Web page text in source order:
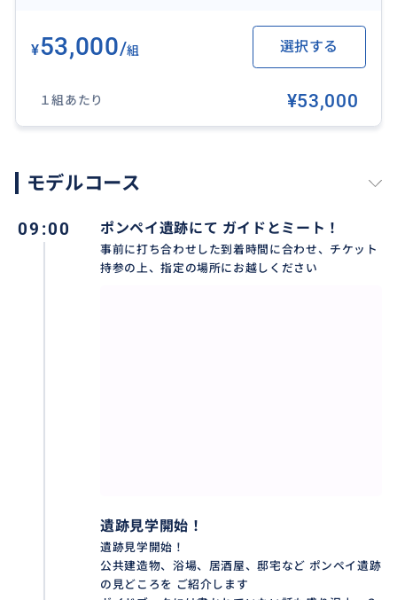
ポンペイ遺跡（壮大な街の全貌を見学）２時間
ボスコレアーレ遺跡＆資料館（人々の営みと道具を堪
ランチタイムは ２つの遺跡見学後でも、中間でも どち
らでも大丈夫です
＜お申し込みの流れ＞
※当ツアーはガイド確保が必要なため、以下の手順で
のお申し込みをお願いいたします
空き状況の確認： ご希望の日時をお問い合わせくださ
（国鉄は利用しないで下さい 駅が全く異なります）
ヴェスビオ鉄道（EAV：Circumvesuviana）
ナポリからお越しの方は 始発駅から乗車した方が賢明
¥53,000/組 選択する
１組あたり ¥53,000
モデルコース
09:00 ポンペイ遺跡にて ガイドとミート！
事前に打ち合わせした到着時間に合わせ、チケット
持参の上、指定の場所にお越しください
遺跡見学開始！
遺跡見学開始！
公共建造物、浴場、居酒屋、邸宅など ポンペイ遺跡
の見どころを ご紹介します